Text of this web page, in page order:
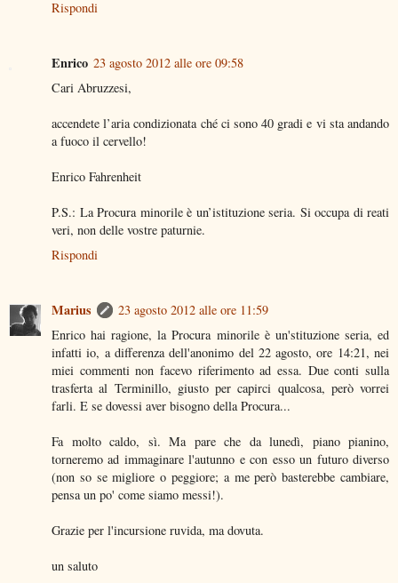
Rispondi
Enrico 23 agosto 2012 alle ore 09:58
Cari Abruzzesi,
accendete l’aria condizionata ché ci sono 40 gradi e vi sta andando
a fuoco il cervello!
Enrico Fahrenheit
P.S.: La Procura minorile è un’istituzione seria. Si occupa di reati
veri, non delle vostre paturnie.
Rispondi
Marius
23 agosto 2012 alle ore 11:59
Enrico hai ragione, la Procura minorile è un'stituzione seria, ed
infatti io, a differenza dell'anonimo del 22 agosto, ore 14:21, nei
miei commenti non facevo riferimento ad essa. Due conti sulla
trasferta al Terminillo, giusto per capirci qualcosa, però vorrei
farli. E se dovessi aver bisogno della Procura...
Fa molto caldo, sì. Ma pare che da lunedì, piano pianino,
torneremo ad immaginare l'autunno e con esso un futuro diverso
(non so se migliore o peggiore; a me però basterebbe cambiare,
pensa un po' come siamo messi!).
Grazie per l'incursione ruvida, ma dovuta.
un saluto